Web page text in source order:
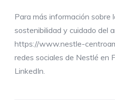
Para más información sobre
sostenibilidad y cuidado del
https://www.nestle-
redes sociales de Nestlé en
LinkedIn.